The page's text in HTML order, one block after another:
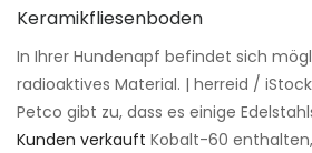
In Ihrer Hundenapf befindet sich
radioaktives Material. | herreid /
Petco gibt zu, dass es einige
Kunden verkauft Kobalt-60